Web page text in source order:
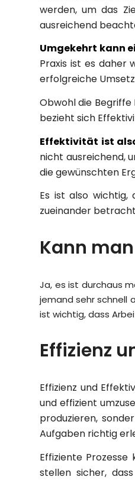
werden, um das
ausreichend
Umgekehrt kann
Praxis ist es daher
erfolgreiche
Obwohl die
bezieht sich
Effektivität ist
nicht ausreichend,
die gewünschten
Es ist also
zueinander
Kann
Ja, es ist durchaus
jemand sehr schnell
ist wichtig, dass
Effizienz
Effizienz und
und effizient
produzieren,
Aufgaben richtig
Effiziente
stellen sicher,